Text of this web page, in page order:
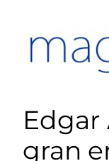
contenido
Edgar
gran